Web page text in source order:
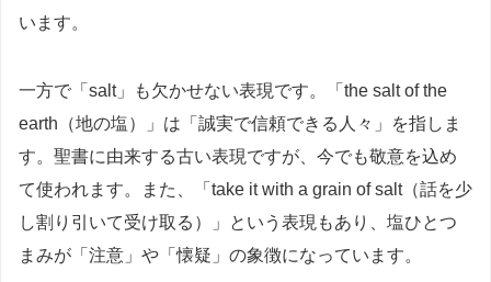
います。
一方で「salt」も欠かせない表現です。「the salt of the
earth（地の塩）」は「誠実で信頼できる人々」を指しま
す。聖書に由来する古い表現ですが、今でも敬意を込め
て使われます。また、「take it with a grain of salt（話を少
し割り引いて受け取る）」という表現もあり、塩ひとつ
まみが「注意」や「懐疑」の象徴になっています。